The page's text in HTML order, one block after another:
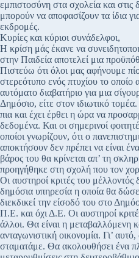
εμπιστοσύνη στα σχολεία και στις
μπορούν να αποφασίζουν τα ίδια
εκδρομές.
Κυρίες και κύριοι συνάδελφοι,
Η κρίση μάς έκανε να
στην Παιδεία αποτελεί μια
Πιστεύω ότι όλοι μας αφήνουμε
στερεότυπο ενός πτυχίου το οποίο
αυτόματο διαβατήριο για μια
Δημόσιο, είτε στον ιδιωτικό
πια και έχει έρθει η ώρα να
δεδομένα. Και οι σημερινοί
οποίοι γνωρίζουν, ότι ο
αποκτήσουν δεν πρέπει να είναι
βάρος του θα κρίνεται απ’ τη
προηγήθηκε στη σχολή που τον
Οι αυστηροί κριτές του μέλλοντός
δημόσια υπηρεσία η οποία θα
διεκδικεί την είσοδό του στο
Π.Ε. και όχι Δ.Ε. Οι αυστηροί
άλλοι. Θα είναι η μεταβαλλόμενη
ανταγωνιστική οικονομία. Γι’
σταματάμε. Θα ακολουθήσει ένα